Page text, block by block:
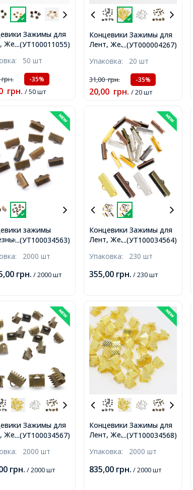
...(УТ100011055)
Зажимы для
Железные, Цвет:
2мм,
50 шт
грн. -35%
грн. / 50 шт
...(УТ000004267)
Концевики Зажимы для
Лент, Железные,
Отверстие 2мм,
Упаковка: 20 шт
31,00грн. -35%
20,00 грн. / 20 шт
...(УТ100034563)
зажимы
Бронза,
2000 шт
грн. / 2000 шт
...(УТ100034564)
Концевики Зажимы для
Лент, Железные, Микс,
2мм,
Упаковка: 230 шт
355,00 грн. / 230 шт
...(УТ100034567)
Зажимы для
Железные, Бронза,
2000 шт
грн. / 2000 шт
...(УТ100034568)
Концевики Зажимы для
Лент, Железные,
Отверстие 2мм,
Упаковка: 2000 шт
835,00 грн. / 2000 шт